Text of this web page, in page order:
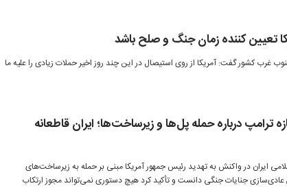
تعیین کننده زمان جنگ و صلح باشد
غرب کشور گفت: آمریکا از روی استیصال در این چند روز اخیر حملات زیادی را علیه ما
ترامپ درباره حمله پل‌ها و زیرساخت‌ها؛ ایران قاطعانه
ایران در واکنش به تهدید رئیس جمهور آمریکا مبنی بر حمله به زیرساخت‌های
عادی‌سازی جنایات جنگی دانست و تأکید کرد هیچ دستوری نمی‌تواند مجوز ارتکاب